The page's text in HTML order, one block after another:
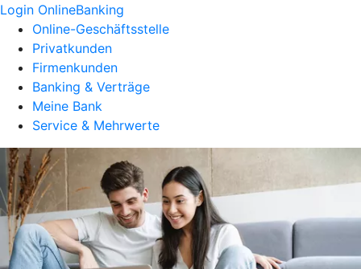
Login OnlineBanking
Online-Geschäftsstelle
Privatkunden
Firmenkunden
Banking & Verträge
Meine Bank
Service & Mehrwerte